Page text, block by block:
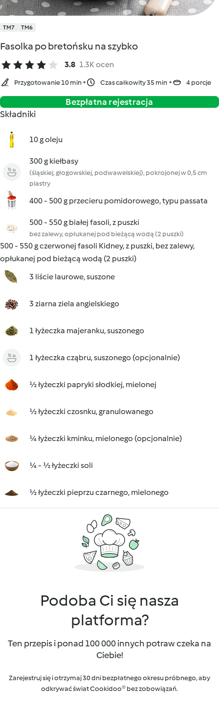
TM7 TM6
Fasolka po bretońsku na szybko
3.8 1.3K ocen
Przygotowanie 10 min Czas całkowity 35 min 4 porcje
Bezpłatna rejestracja
Składniki
10 g oleju
300 g kiełbasy
(śląskiej, głogowskiej, podwawelskiej), pokrojonej w 0,5 cm
plastry
400 - 500 g przecieru pomidorowego, typu passata
500 - 550 g białej fasoli, z puszki
bez zalewy, opłukanej pod bieżącą wodą (2 puszki)
500 - 550 g czerwonej fasoli Kidney, z puszki, bez zalewy,
opłukanej pod bieżącą wodą (2 puszki)
3 liście laurowe, suszone
3 ziarna ziela angielskiego
1 łyżeczka majeranku, suszonego
1 łyżeczka cząbru, suszonego (opcjonalnie)
½ łyżeczki papryki słodkiej, mielonej
½ łyżeczki czosnku, granulowanego
¼ łyżeczki kminku, mielonego (opcjonalnie)
¼ - ½ łyżeczki soli
½ łyżeczki pieprzu czarnego, mielonego
Podoba Ci się nasza
platforma?
Ten przepis i ponad 100 000 innych potraw czeka na
Ciebie!
Zarejestruj się i otrzymaj 30 dni bezpłatnego okresu próbnego, aby
odkrywać świat Cookidoo® bez zobowiązań.